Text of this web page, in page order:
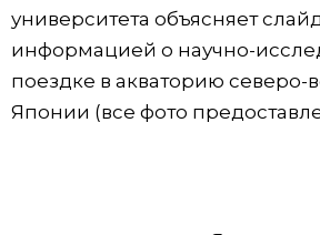
университета объясняет
информацией о научно-
поездке в акваторию северо-
Японии (все фото